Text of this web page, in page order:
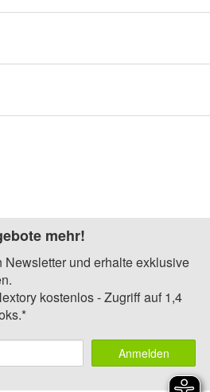
mehr!
und erhalte exklusive
kostenlos - Zugriff auf 1,4
Anmelden